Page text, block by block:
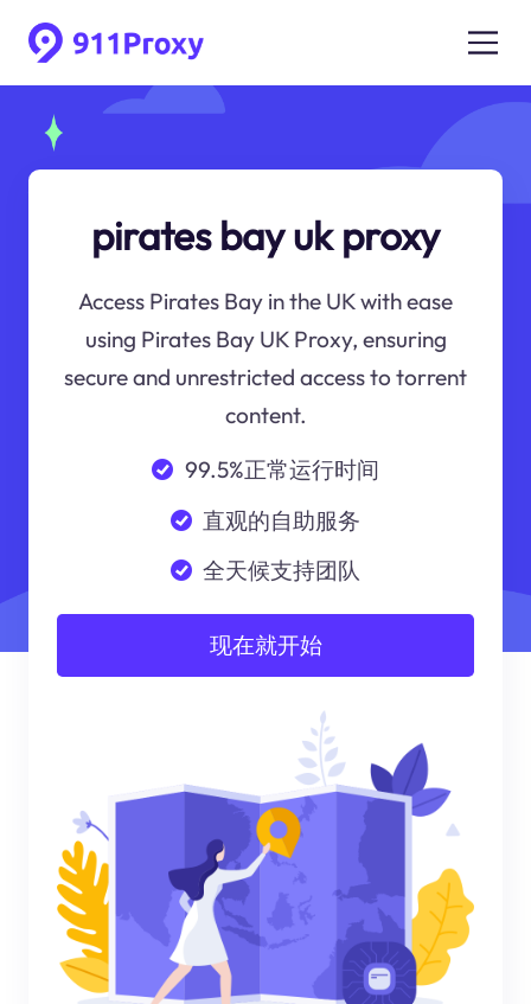
pirates bay uk proxy
Access Pirates Bay in the UK with ease
using Pirates Bay UK Proxy, ensuring
secure and unrestricted access to torrent
content.
99.5%正常运行时间
直观的自助服务
全天候支持团队
现在就开始